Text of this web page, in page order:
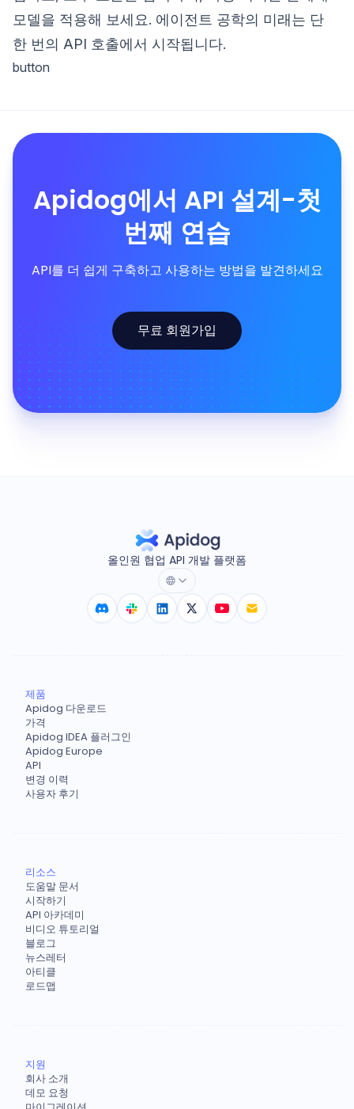
모델을 적용해 보세요. 에이전트 공학의 미래는 단
한 번의 API 호출에서 시작됩니다.
button
Apidog에서 API 설계-첫
번째 연습
API를 더 쉽게 구축하고 사용하는 방법을 발견하세요
무료 회원가입
올인원 협업 API 개발 플랫폼
제품
Apidog 다운로드
가격
Apidog IDEA 플러그인
Apidog Europe
API
변경 이력
사용자 후기
리소스
도움말 문서
시작하기
API 아카데미
비디오 튜토리얼
블로그
뉴스레터
아티클
로드맵
지원
회사 소개
데모 요청